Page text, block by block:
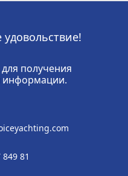
получения
информации.
81